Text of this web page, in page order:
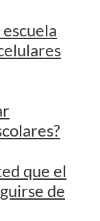
que el
de